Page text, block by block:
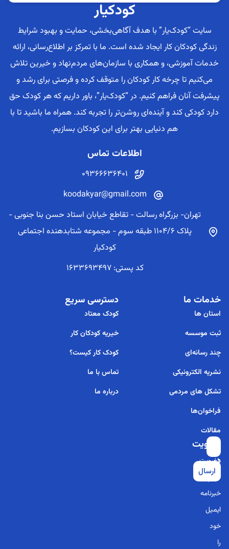
کودکیار
سایت “کودک‌یار” با هدف آگاهی‌بخشی، حمایت و بهبود شرایط
زندگی کودکان کار ایجاد شده است. ما با تمرکز بر اطلاع‌رسانی، ارائه
خدمات آموزشی، و همکاری با سازمان‌های مردم‌نهاد و خیرین تلاش
می‌کنیم تا چرخه کار کودکان را متوقف کرده و فرصتی برای رشد و
پیشرفت آنان فراهم کنیم. در “کودک‌یار”، باور داریم که هر کودک حق
دارد کودکی کند و آینده‌ای روشن‌تر را تجربه کند. همراه ما باشید تا با
هم دنیایی بهتر برای این کودکان بسازیم.
اطلاعات تماس
09366636401
koodakyar@gmail.com
تهران- بزرگراه رسالت - تقاطع خیابان استاد حسن بنا جنوبی -
پلاک 1104/6 طبقه سوم - مجموعه شتابدهنده اجتماعی
کودکیار
کد پستی: 1633693497
خدمات ما
استان ها
ثبت موسسه
چند رسانه‌ای
نشریه الکترونیکی
تشکل های مردمی
فراخوان‌ها
مقالات
دسترسی سریع
کودک معتاد
خیریه کودکان کار
کودک کار کیست؟
تماس با ما
درباره ما
عضویت
در
خبرنامه
برای
عضویت
در
خبرنامه
ایمیل
خود
را
ارسال